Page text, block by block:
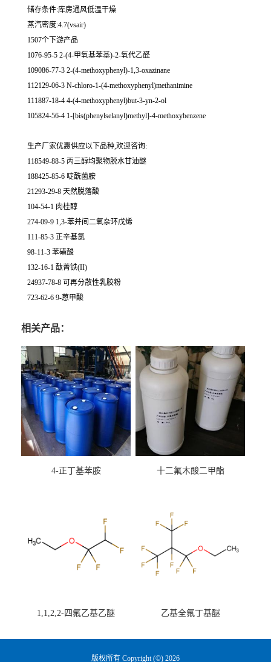
储存条件:库房通风低温干燥
蒸汽密度:4.7(vsair)
1507个下游产品
1076-95-5 2-(4-甲氧基苯基)-2-氧代乙醛
109086-77-3 2-(4-methoxyphenyl)-1,3-oxazinane
112129-06-3 N-chloro-1-(4-methoxyphenyl)methanimine
111887-18-4 4-(4-methoxyphenyl)but-3-yn-2-ol
105824-56-4 1-[bis(phenylselanyl)methyl]-4-methoxybenzene
生产厂家优惠供应以下品种,欢迎咨询:
118549-88-5 丙三醇均聚物脱水甘油醚
188425-85-6 啶酰菌胺
21293-29-8 天然脱落酸
104-54-1 肉桂醇
274-09-9 1,3-苯并间二氧杂环戊烯
111-85-3 正辛基氯
98-11-3 苯磺酸
132-16-1 酞菁铁(II)
24937-78-8 可再分散性乳胶粉
723-62-6 9-蒽甲酸
相关产品：
4-正丁基苯胺 十二氟木酸二甲酯
1,1,2,2-四氟乙基乙醚 乙基全氟丁基醚
版权所有 Copyright (©) 2026